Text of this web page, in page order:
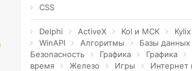
CSS
Delphi ActiveX Kol и MCK Kylix
WinAPI
Алгоритмы
Базы данных
Безопасность
Графика Графика
время
Железо Игры
Интернет